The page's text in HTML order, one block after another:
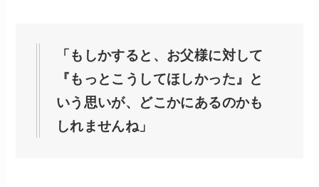
「もしかすると、お父様に対して
『もっとこうしてほしかった』と
いう思いが、どこかにあるのかも
しれませんね」